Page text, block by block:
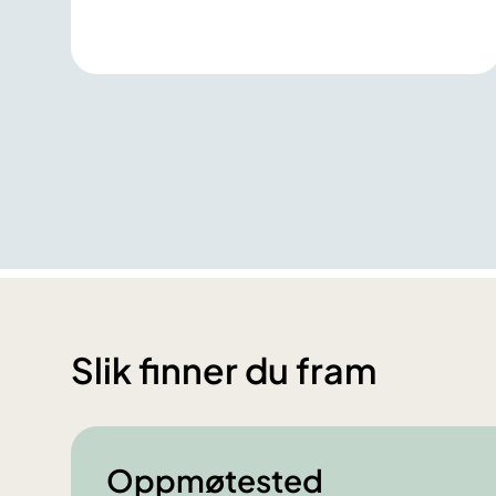
Slik finner du fram
Oppmøtested